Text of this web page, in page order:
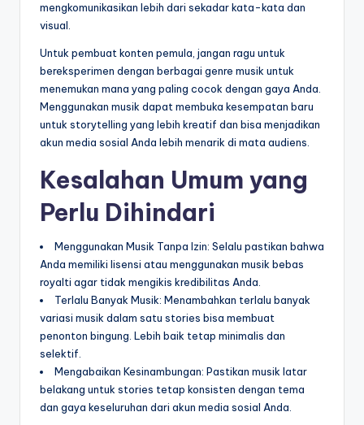
mengkomunikasikan lebih dari sekadar kata-kata dan
visual.
Untuk pembuat konten pemula, jangan ragu untuk
bereksperimen dengan berbagai genre musik untuk
menemukan mana yang paling cocok dengan gaya Anda.
Menggunakan musik dapat membuka kesempatan baru
untuk storytelling yang lebih kreatif dan bisa menjadikan
akun media sosial Anda lebih menarik di mata audiens.
Kesalahan Umum yang
Perlu Dihindari
Menggunakan Musik Tanpa Izin: Selalu pastikan bahwa
Anda memiliki lisensi atau menggunakan musik bebas
royalti agar tidak mengikis kredibilitas Anda.
Terlalu Banyak Musik: Menambahkan terlalu banyak
variasi musik dalam satu stories bisa membuat
penonton bingung. Lebih baik tetap minimalis dan
selektif.
Mengabaikan Kesinambungan: Pastikan musik latar
belakang untuk stories tetap konsisten dengan tema
dan gaya keseluruhan dari akun media sosial Anda.